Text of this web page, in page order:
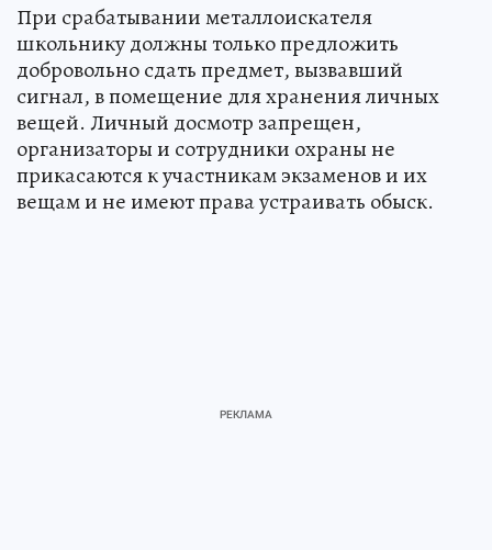
При срабатывании металлоискателя
школьнику должны только предложить
добровольно сдать предмет, вызвавший
сигнал, в помещение для хранения личных
вещей. Личный досмотр запрещен,
организаторы и сотрудники охраны не
прикасаются к участникам экзаменов и их
вещам и не имеют права устраивать обыск.